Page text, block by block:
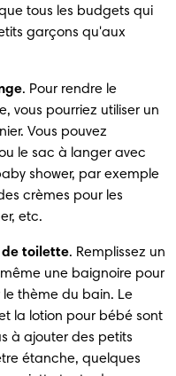
tous les budgets qui
garçons qu'aux
. Pour rendre le
vous pourriez utiliser un
Vous pouvez
le sac à langer avec
shower, par exemple
crèmes pour les
etc.
de toilette. Remplissez un
une baignoire pour
thème du bain. Le
la lotion pour bébé sont
à ajouter des petits
étanche, quelques